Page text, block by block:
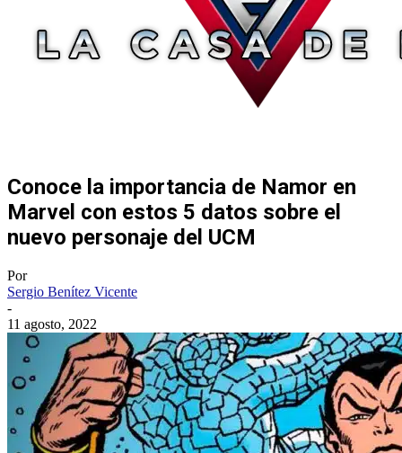
Conoce la importancia de Namor en
Marvel con estos 5 datos sobre el
nuevo personaje del UCM
Por
Sergio Benítez Vicente
-
11 agosto, 2022